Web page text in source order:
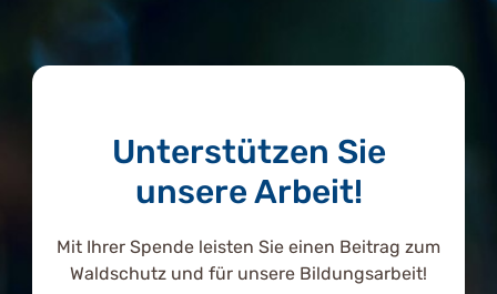
Unterstützen Sie
unsere Arbeit!
Mit Ihrer Spende leisten Sie einen Beitrag zum
Waldschutz und für unsere Bildungsarbeit!